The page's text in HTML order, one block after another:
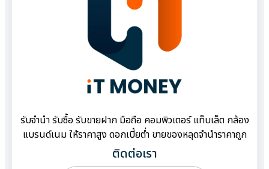
รับจำนำ รับซื้อ รับขายฝาก มือถือ คอมพิวเตอร์ แท็บเล็ต กล้อง
แบรนด์เนม ให้ราคาสูง ดอกเบี้ยต่ำ ขายของหลุดจำนำราคาถูก
ติดต่อเรา